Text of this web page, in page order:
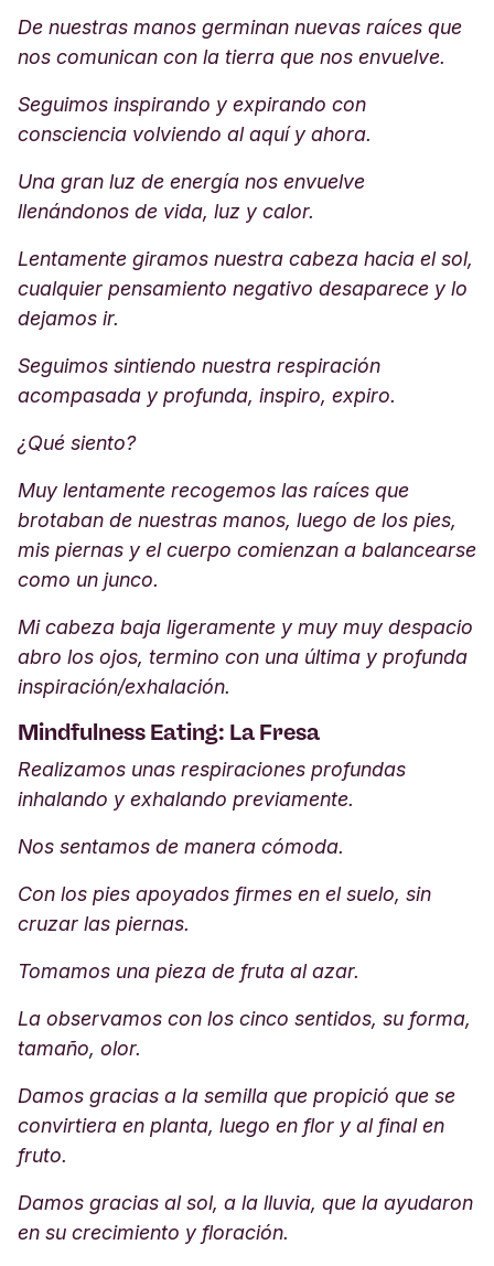
De nuestras manos germinan nuevas raíces que
nos comunican con la tierra que nos envuelve.
Seguimos inspirando y expirando con
consciencia volviendo al aquí y ahora.
Una gran luz de energía nos envuelve
llenándonos de vida, luz y calor.
Lentamente giramos nuestra cabeza hacia el sol,
cualquier pensamiento negativo desaparece y lo
dejamos ir.
Seguimos sintiendo nuestra respiración
acompasada y profunda, inspiro, expiro.
¿Qué siento?
Muy lentamente recogemos las raíces que
brotaban de nuestras manos, luego de los pies,
mis piernas y el cuerpo comienzan a balancearse
como un junco.
Mi cabeza baja ligeramente y muy muy despacio
abro los ojos, termino con una última y profunda
inspiración/exhalación.
Mindfulness Eating: La Fresa
Realizamos unas respiraciones profundas
inhalando y exhalando previamente.
Nos sentamos de manera cómoda.
Con los pies apoyados firmes en el suelo, sin
cruzar las piernas.
Tomamos una pieza de fruta al azar.
La observamos con los cinco sentidos, su forma,
tamaño, olor.
Damos gracias a la semilla que propició que se
convirtiera en planta, luego en flor y al final en
fruto.
Damos gracias al sol, a la lluvia, que la ayudaron
en su crecimiento y floración.